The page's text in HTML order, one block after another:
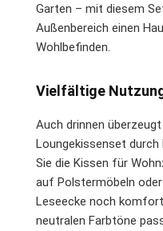
Garten – mit diesem
Außenbereich einen
Wohlbefinden.
Vielfältige
Auch drinnen
Loungekissenset
Sie die Kissen für
auf Polstermöbeln
Leseecke noch
neutralen Farbtöne